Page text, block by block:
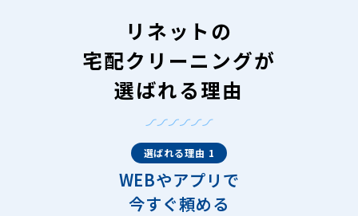
リネットの
宅配クリーニングが
選ばれる理由
選ばれる理由 1
WEBやアプリで
今すぐ頼める